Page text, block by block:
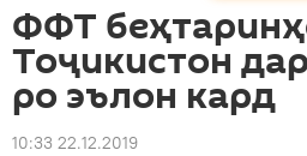
ФФТ
Тоҷикистон
ро эълон кард
10:33 22.12.2019